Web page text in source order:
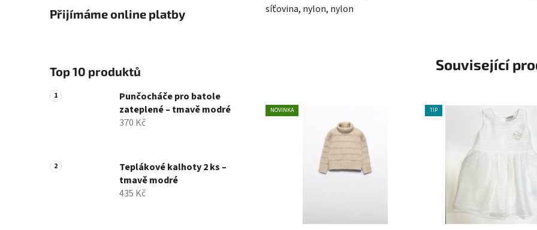
Přijímáme online platby
Top 10 produktů
Punčocháče pro batole
zateplené – tmavě modré
370 Kč
Teplákové kalhoty 2 ks –
tmavě modré
435 Kč
síťovina, nylon, nylon
Související
NOVINKA TIP